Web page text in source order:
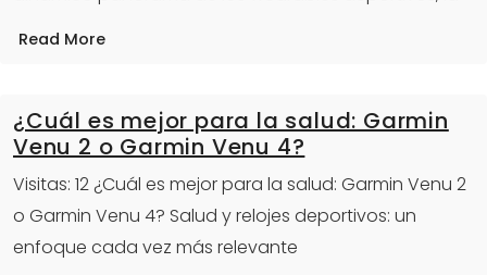
Read More
¿Cuál es mejor para la salud: Garmin
Venu 2 o Garmin Venu 4?
Visitas: 12 ¿Cuál es mejor para la salud: Garmin Venu 2
o Garmin Venu 4? Salud y relojes deportivos: un
enfoque cada vez más relevante